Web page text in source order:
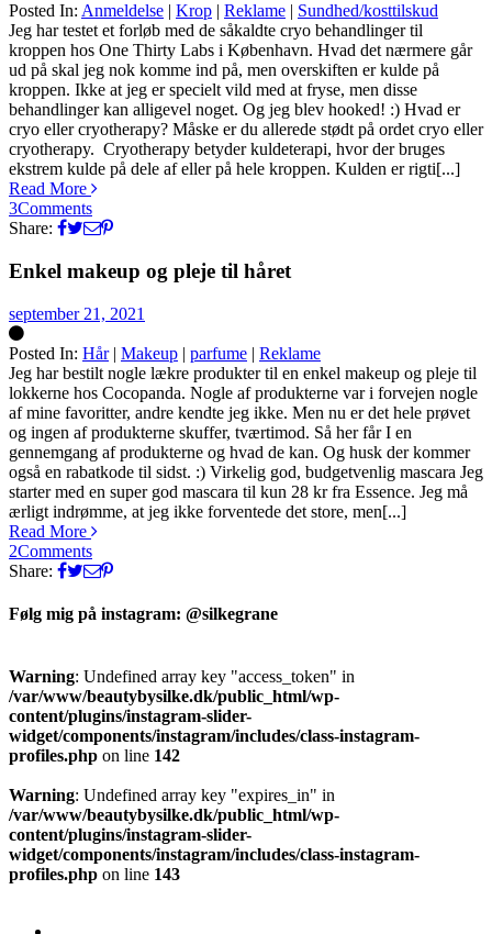
Posted In: Anmeldelse | Krop | Reklame | Sundhed/kosttilskud
Silke
Jeg har testet et forløb med de såkaldte cryo behandlinger til
kroppen hos One Thirty Labs i København. Hvad det nærmere går
ud på skal jeg nok komme ind på, men overskiften er kulde på
kroppen. Ikke at jeg er specielt vild med at fryse, men disse
behandlinger kan alligevel noget. Og jeg blev hooked! :) Hvad er
cryo eller cryotherapy? Måske er du allerede stødt på ordet cryo eller
cryotherapy. Cryotherapy betyder kuldeterapi, hvor der bruges
ekstrem kulde på dele af eller på hele kroppen. Kulden er rigti[...]
Read More
3Comments
Share:
Enkel makeup og pleje til håret
september 21, 2021
Posted In: Hår| Makeup | parfume | Reklame
Silke
Jeg har bestilt nogle lækre produkter til en enkel makeup og pleje til
lokkerne hos Cocopanda. Nogle af produkterne var i forvejen nogle
af mine favoritter, andre kendte jeg ikke. Men nu er det hele prøvet
og ingen af produkterne skuffer, tværtimod. Så her får I en
gennemgang af produkterne og hvad de kan. Og husk der kommer
også en rabatkode til sidst. :) Virkelig god, budgetvenlig mascara Jeg
starter med en super god mascara til kun 28 kr fra Essence. Jeg må
ærligt indrømme, at jeg ikke forventede det store, men[...]
Read More
2Comments
Share:
Følg mig på instagram: @silkegrane
Warning: Undefined array key "access_token" in
/var/www/beautybysilke.dk/public_html/wp-
content/plugins/instagram-slider-
widget/components/instagram/includes/class-instagram-
profiles.php on line 142
Warning: Undefined array key "expires_in" in
/var/www/beautybysilke.dk/public_html/wp-
content/plugins/instagram-slider-
widget/components/instagram/includes/class-instagram-
profiles.php on line 143